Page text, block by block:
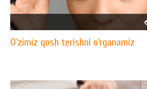
O‘zimiz qosh terishni o‘rganamiz